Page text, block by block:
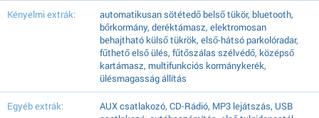
Kényelmi extrák:
automatikusan sötétedő belső tükör, bluetooth,
bőrkormány, deréktámasz, elektromosan
behajtható külső tükrök, első-hátsó parkolóradar,
fűthető első ülés, fűtőszálas szélvédő, középső
kartámasz, multifunkciós kormánykerék,
ülésmagasság állítás
Egyéb extrák:
AUX csatlakozó, CD-Rádió, MP3 lejátszás, USB